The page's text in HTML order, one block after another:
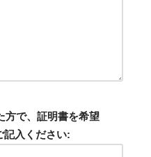
方で、証明書を希望
記入ください: